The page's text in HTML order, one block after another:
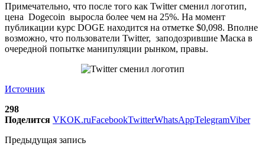
Примечательно, что после того как Twitter сменил логотип,
цена Dogecoin выросла более чем на 25%. На момент
публикации курс DOGE находится на отметке $0,098. Вполне
возможно, что пользователи Twitter, заподозрившие Маска в
очередной попытке манипуляции рынком, правы.
Источник
298
Поделится VKOK.ruFacebookTwitterWhatsAppTelegramViber
Предыдущая запись